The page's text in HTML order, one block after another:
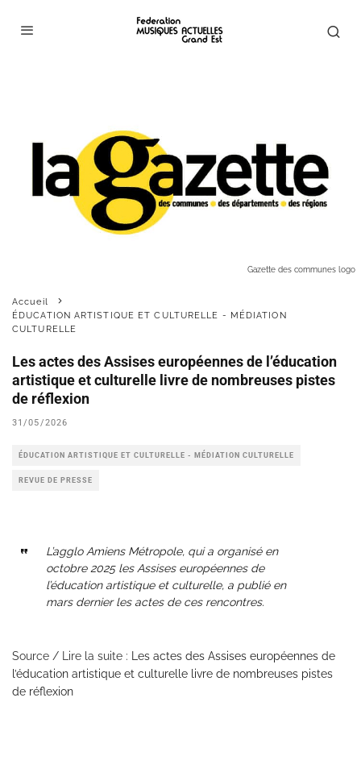
Gazette des communes logo
Accueil
ÉDUCATION ARTISTIQUE ET CULTURELLE - MÉDIATION
CULTURELLE
Les actes des Assises européennes de l’éducation
artistique et culturelle livre de nombreuses pistes
de réflexion
31/05/2026
ÉDUCATION ARTISTIQUE ET CULTURELLE - MÉDIATION CULTURELLE
REVUE DE PRESSE
L’agglo Amiens Métropole, qui a organisé en
octobre 2025 les Assises européennes de
l’éducation artistique et culturelle, a publié en
mars dernier les actes de ces rencontres.
Source / Lire la suite :
Les actes des Assises européennes de
l’éducation artistique et culturelle livre de nombreuses pistes
de réflexion